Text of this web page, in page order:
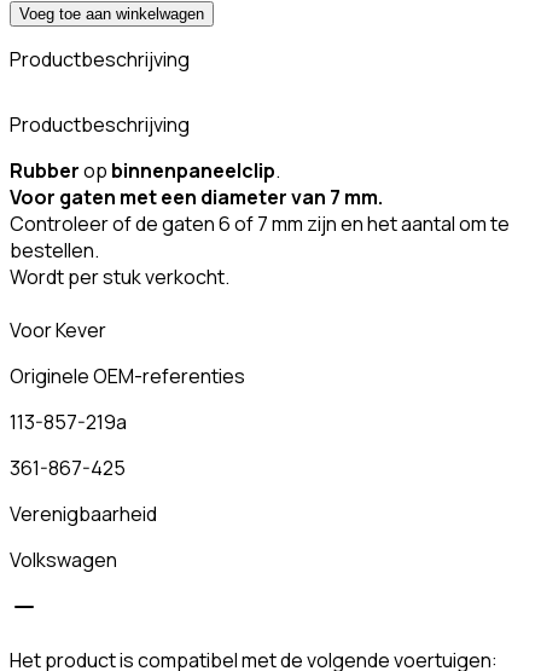
Voeg toe aan winkelwagen
Productbeschrijving
Productbeschrijving
Rubberop binnenpaneelclip.
Voor gaten met een diameter van 7 mm.
Controleer of de gaten 6 of 7 mm zijn en het aantal om te
bestellen.
Wordt per stuk verkocht.
Voor Kever
Originele OEM-referenties
113-857-219a
361-867-425
Verenigbaarheid
Volkswagen
Het product is compatibel met de volgende voertuigen: